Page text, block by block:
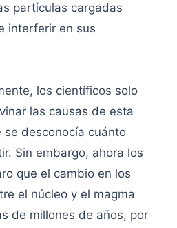
partículas cargadas
interferir en sus
los científicos solo
las causas de esta
se desconocía cuánto
Sin embargo, ahora los
que el cambio en los
el núcleo y el magma
de millones de años, por